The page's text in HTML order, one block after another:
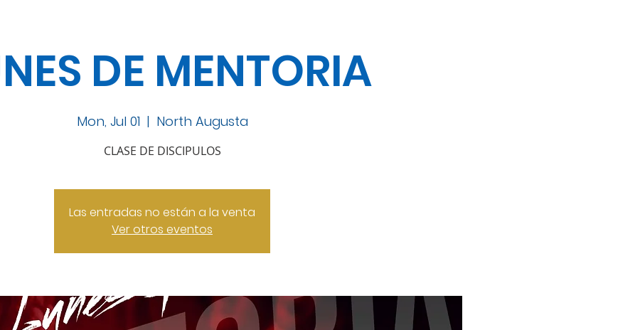
DE MENTORIA
Mon, Jul 01
  |
North Augusta
CLASE DE DISCIPULOS
Las entradas no están a la venta
Ver otros eventos